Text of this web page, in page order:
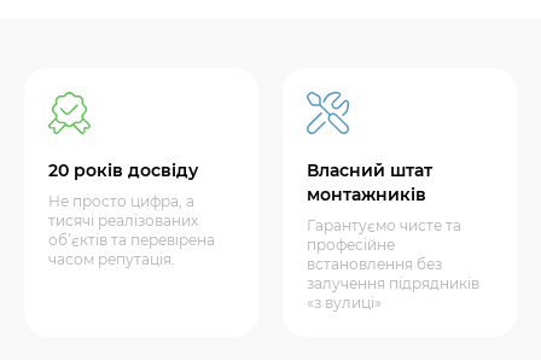
20 років досвіду
Не просто цифра, а
тисячі реалізованих
об’єктів та перевірена
часом репутація.
Власний штат
монтажників
Гарантуємо чисте та
професійне
встановлення без
залучення підрядників
«з вулиці»